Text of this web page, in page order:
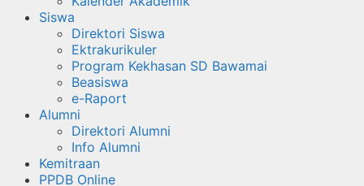
Siswa
Direktori Siswa
Ektrakurikuler
Program Kekhasan SD Bawamai
Beasiswa
e-Raport
Alumni
Direktori Alumni
Info Alumni
Kemitraan
PPDB Online